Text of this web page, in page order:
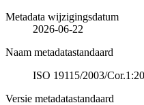
Metadata wijzigingsdatum
2026-06-22
Naam metadatastandaard
ISO 19115/2003/
Versie metadatastandaard